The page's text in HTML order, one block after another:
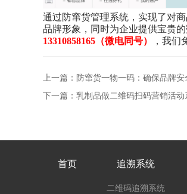
通过防窜货管理系统，实现了对
品牌形象，同时为企业提供宝贵
13310858165（微电同号）
，我们
上一篇：防窜货一物一码：确保品牌
下一篇：乳制品做二维码扫码营销活动
首页 追溯系统
二维码追溯系统